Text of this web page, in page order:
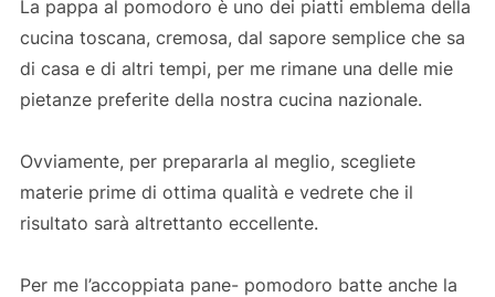
La pappa al pomodoro è uno dei piatti emblema della
cucina toscana, cremosa, dal sapore semplice che sa
di casa e di altri tempi, per me rimane una delle mie
pietanze preferite della nostra cucina nazionale.
Ovviamente, per prepararla al meglio, scegliete
materie prime di ottima qualità e vedrete che il
risultato sarà altrettanto eccellente.
Per me l’accoppiata pane- pomodoro batte anche la